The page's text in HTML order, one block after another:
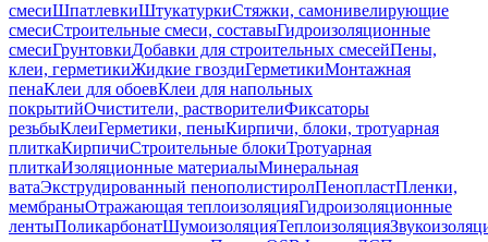
смесиШпатлевкиШтукатуркиСтяжки, самонивелирующие
смесиСтроительные смеси, составыГидроизоляционные
смесиГрунтовкиДобавки для строительных смесейПены,
клеи, герметикиЖидкие гвоздиГерметикиМонтажная
пенаКлеи для обоевКлеи для напольных
покрытийОчистители, растворителиФиксаторы
резьбыКлеиГерметики, пеныКирпичи, блоки, тротуарная
плиткаКирпичиСтроительные блокиТротуарная
плиткаИзоляционные материалыМинеральная
ватаЭкструдированный пенополистиролПенопластПленки,
мембраныОтражающая теплоизоляцияГидроизоляционные
лентыПоликарбонатШумоизоляцияТеплоизоляция